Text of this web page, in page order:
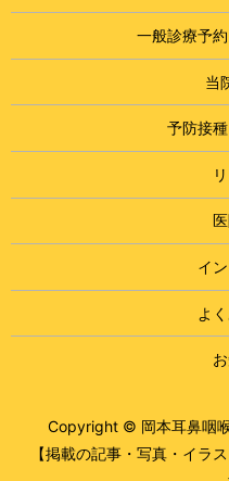
一般診療予
当
予防接
イ
よ
Copyright © 岡本耳鼻咽
【掲載の記事・写真・イラ